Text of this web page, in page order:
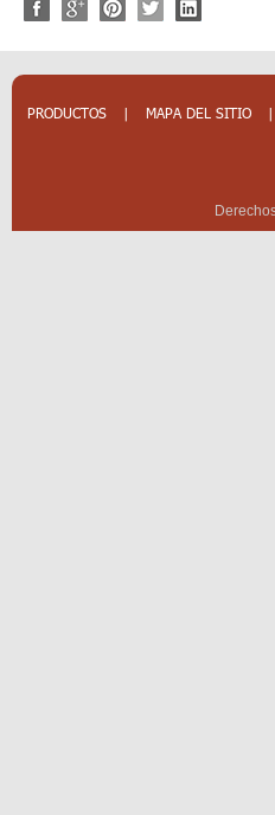
PRODUCTOS | MAPA DEL SITIO |